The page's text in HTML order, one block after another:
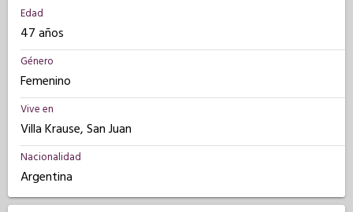
Edad
47 años
Género
Femenino
Vive en
Villa Krause, San Juan
Nacionalidad
Argentina